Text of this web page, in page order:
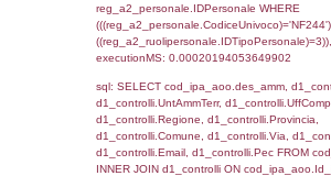
ComuneST,
el_regioni.Regione as
as ComuneSL,
el_regioni_1.Regione
(((((a1_stabilimento
LEFT JOIN